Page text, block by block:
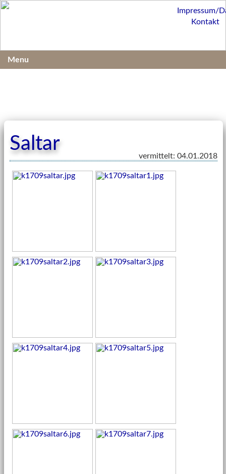
Saltar
vermittelt: 04.01.2018
Impressum/
Kontakt
Menu